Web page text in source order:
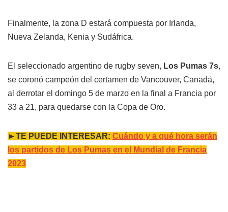
Finalmente, la zona D estará compuesta por Irlanda,
Nueva Zelanda, Kenia y Sudáfrica.
El seleccionado argentino de rugby seven, Los Pumas 7s,
se coronó campeón del certamen de Vancouver, Canadá,
al derrotar el domingo 5 de marzo en la final a Francia por
33 a 21, para quedarse con la Copa de Oro.
►TE PUEDE INTERESAR: Cuándo y a qué hora serán
los partidos de Los Pumas en el Mundial de Francia
2023